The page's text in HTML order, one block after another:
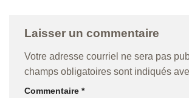
Laisser un commentaire
Votre adresse courriel ne sera pas
champs obligatoires sont indiqués
Commentaire *